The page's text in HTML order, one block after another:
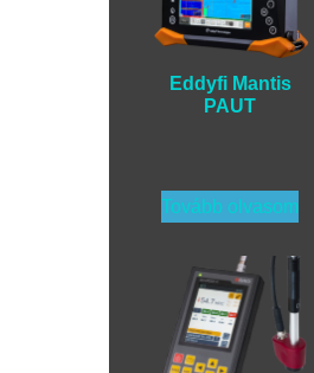
Eddyfi Mantis
PAUT
Tovább olvasom